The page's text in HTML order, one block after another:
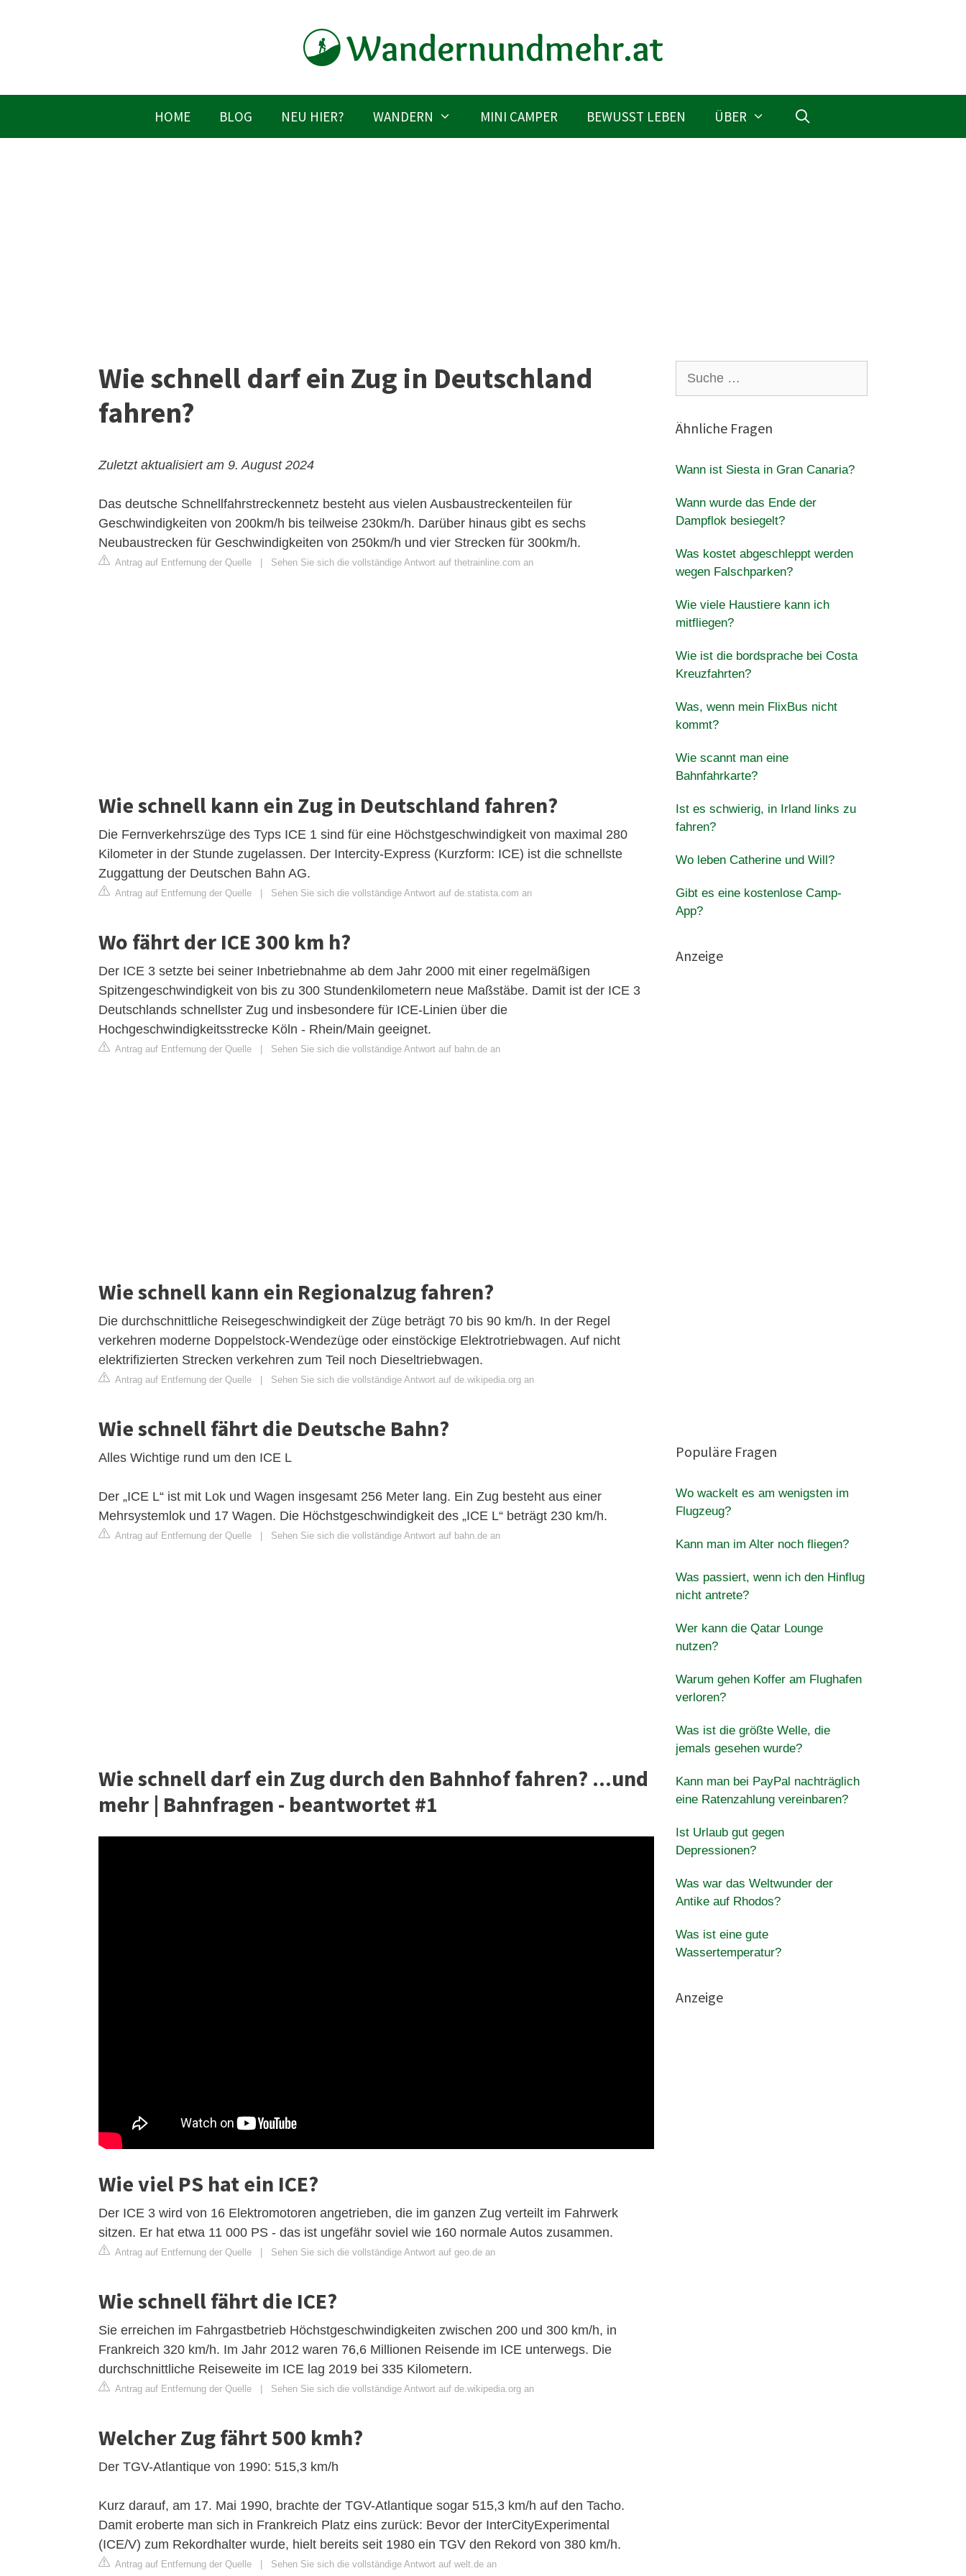
HOME BLOG NEU HIER? WANDERN MINI CAMPER BEWUSST LEBEN ÜBER
Wie schnell darf ein Zug in Deutschland
fahren?
Zuletzt aktualisiert am 9. August 2024
Das deutsche Schnellfahrstreckennetz besteht aus vielen Ausbaustreckenteilen für
Geschwindigkeiten von 200km/h bis teilweise 230km/h. Darüber hinaus gibt es sechs
Neubaustrecken für Geschwindigkeiten von 250km/h und vier Strecken für 300km/h.
Antrag auf Entfernung der Quelle Sehen Sie sich die vollständige Antwort auf thetrainline.com an
Wie schnell kann ein Zug in Deutschland fahren?
Die Fernverkehrszüge des Typs ICE 1 sind für eine Höchstgeschwindigkeit von maximal 280
Kilometer in der Stunde zugelassen. Der Intercity-Express (Kurzform: ICE) ist die schnellste
Zuggattung der Deutschen Bahn AG.
Antrag auf Entfernung der Quelle Sehen Sie sich die vollständige Antwort auf de.statista.com an
Wo fährt der ICE 300 km h?
Der ICE 3 setzte bei seiner Inbetriebnahme ab dem Jahr 2000 mit einer regelmäßigen
Spitzengeschwindigkeit von bis zu 300 Stundenkilometern neue Maßstäbe. Damit ist der ICE 3
Deutschlands schnellster Zug und insbesondere für ICE-Linien über die
Hochgeschwindigkeitsstrecke Köln - Rhein/Main geeignet.
Antrag auf Entfernung der Quelle Sehen Sie sich die vollständige Antwort auf bahn.de an
Wie schnell kann ein Regionalzug fahren?
Die durchschnittliche Reisegeschwindigkeit der Züge beträgt 70 bis 90 km/h. In der Regel
verkehren moderne Doppelstock-Wendezüge oder einstöckige Elektrotriebwagen. Auf nicht
elektrifizierten Strecken verkehren zum Teil noch Dieseltriebwagen.
Antrag auf Entfernung der Quelle Sehen Sie sich die vollständige Antwort auf de.wikipedia.org an
Wie schnell fährt die Deutsche Bahn?
Alles Wichtige rund um den ICE L
Der „ICE L“ ist mit Lok und Wagen insgesamt 256 Meter lang. Ein Zug besteht aus einer
Mehrsystemlok und 17 Wagen. Die Höchstgeschwindigkeit des „ICE L“ beträgt 230 km/h.
Antrag auf Entfernung der Quelle Sehen Sie sich die vollständige Antwort auf bahn.de an
Wie schnell darf ein Zug durch den Bahnhof fahren? ...und
mehr | Bahnfragen - beantwortet #1
Wie viel PS hat ein ICE?
Der ICE 3 wird von 16 Elektromotoren angetrieben, die im ganzen Zug verteilt im Fahrwerk
sitzen. Er hat etwa 11 000 PS - das ist ungefähr soviel wie 160 normale Autos zusammen.
Antrag auf Entfernung der Quelle | Sehen Sie sich die vollständige Antwort auf geo.de an
Wie schnell fährt die ICE?
Sie erreichen im Fahrgastbetrieb Höchstgeschwindigkeiten zwischen 200 und 300 km/h, in
Frankreich 320 km/h. Im Jahr 2012 waren 76,6 Millionen Reisende im ICE unterwegs. Die
durchschnittliche Reiseweite im ICE lag 2019 bei 335 Kilometern.
Antrag auf Entfernung der Quelle | Sehen Sie sich die vollständige Antwort auf de.wikipedia.org an
Welcher Zug fährt 500 kmh?
Der TGV-Atlantique von 1990: 515,3 km/h
Kurz darauf, am 17. Mai 1990, brachte der TGV-Atlantique sogar 515,3 km/h auf den Tacho.
Damit eroberte man sich in Frankreich Platz eins zurück: Bevor der InterCityExperimental
(ICE/V) zum Rekordhalter wurde, hielt bereits seit 1980 ein TGV den Rekord von 380 km/h.
Antrag auf Entfernung der Quelle | Sehen Sie sich die vollständige Antwort auf welt.de an
nach:
Ähnliche Fragen
Wann ist Siesta in Gran Canaria?
Wann wurde das Ende der
Dampflok besiegelt?
Was kostet abgeschleppt werden
wegen Falschparken?
Wie viele Haustiere kann ich
mitfliegen?
Wie ist die bordsprache bei Costa
Kreuzfahrten?
Was, wenn mein FlixBus nicht
kommt?
Wie scannt man eine
Bahnfahrkarte?
Ist es schwierig, in Irland links zu
fahren?
Wo leben Catherine und Will?
Gibt es eine kostenlose Camp-
App?
Anzeige
Populäre Fragen
Wo wackelt es am wenigsten im
Flugzeug?
Kann man im Alter noch fliegen?
Was passiert, wenn ich den Hinflug
nicht antrete?
Wer kann die Qatar Lounge
nutzen?
Warum gehen Koffer am Flughafen
verloren?
Was ist die größte Welle, die
jemals gesehen wurde?
Kann man bei PayPal nachträglich
eine Ratenzahlung vereinbaren?
Ist Urlaub gut gegen
Depressionen?
Was war das Weltwunder der
Antike auf Rhodos?
Was ist eine gute
Wassertemperatur?
Anzeige